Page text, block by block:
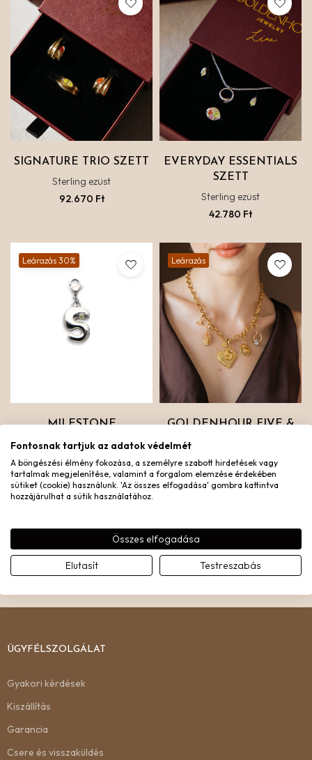
SIGNATURE TRIO SZETT
Sterling ezüst
92.670 Ft
EVERYDAY ESSENTIALS
SZETT
Sterling ezüst
42.780 Ft
Leárazás 30%
MILESTONE
EZÜST
Ezüst nemesacél
6.490 Ft 4.543Ft
Leárazás
GOLDENHOUR FIVE &
FOREVER TELJES
Aranyozott nemesacél
55.490Ft 38.843Ft
1 … 9 10 11
ÜGYFÉLSZOLGÁLAT
Gyakori kérdések
Kiszállítás
Garancia
Csere és visszaküldés
Fontosnak tartjuk az adatok védelmét
A böngészési élmény fokozása, a személyre szabott hirdetések vagy
tartalmak megjelenítése, valamint a forgalom elemzése érdekében
sütiket (cookie) használunk. 'Az összes elfogadása' gombra kattintva
hozzájárulhat a sütik használatához.
Összes elfogadása
Elutasít Testreszabás